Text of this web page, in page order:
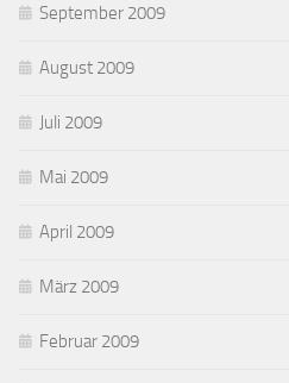
September 2009
August 2009
Juli 2009
Mai 2009
April 2009
März 2009
Februar 2009